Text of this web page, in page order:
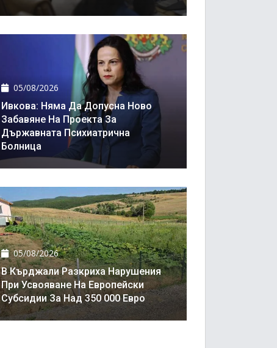
05/08/2026
Ивкова: Няма Да Допусна Ново
Забавяне На Проекта За
Държавната Психиатрична
Болница
05/08/2026
В Кърджали Разкриха Нарушения
При Усвояване На Европейски
Субсидии За Над 350 000 Евро